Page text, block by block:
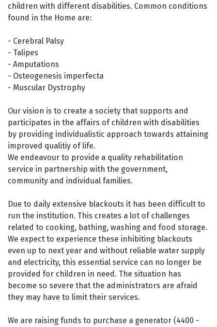
children with different disabilities. Common conditions
found in the Home are:
- Cerebral Palsy
- Talipes
- Amputations
- Osteogenesis imperfecta
- Muscular Dystrophy
Our vision is to create a society that supports and
participates in the affairs of children with disabilities
by providing individualistic approach towards attaining
improved qualitiy of life.
We endeavour to provide a quality rehabilitation
service in partnership with the government,
community and individual families.
Due to daily extensive blackouts it has been difficult to
run the institution. This creates a lot of challenges
related to cooking, bathing, washing and food storage.
We expect to experience these inhibiting blackouts
even up to next year and without reliable water supply
and electricity, this essential service can no longer be
provided for children in need. The situation has
become so severe that the administrators are afraid
they may have to limit their services.
We are raising funds to purchase a generator (4400 -